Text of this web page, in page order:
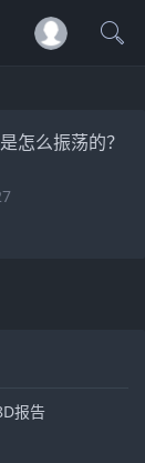
怎么振荡的？
报告